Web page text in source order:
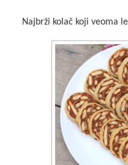
Najbrži kolač koji veoma